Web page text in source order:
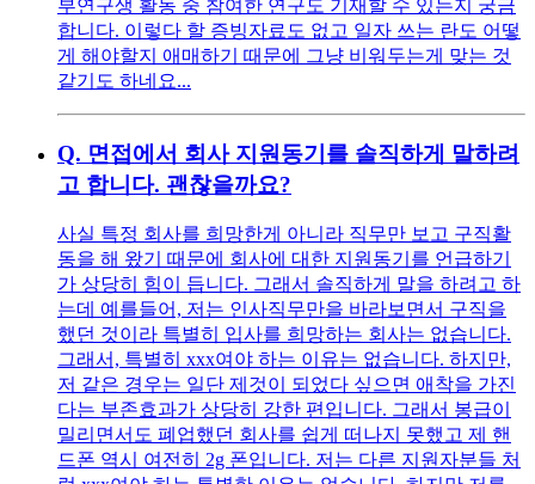
부연구생 활동 중 참여한 연구도 기재할 수 있는지 궁금
합니다. 이렇다 할 증빙자료도 없고 일자 쓰는 란도 어떻
게 해야할지 애매하기 때문에 그냥 비워두는게 맞는 것
같기도 하네요...
Q. 면접에서 회사 지원동기를 솔직하게 말하려
고 합니다. 괜찮을까요?
사실 특정 회사를 희망한게 아니라 직무만 보고 구직활
동을 해 왔기 때문에 회사에 대한 지원동기를 언급하기
가 상당히 힘이 듭니다. 그래서 솔직하게 말을 하려고 하
는데 예를들어, 저는 인사직무만을 바라보면서 구직을
했던 것이라 특별히 입사를 희망하는 회사는 없습니다.
그래서, 특별히 xxx여야 하는 이유는 없습니다. 하지만,
저 같은 경우는 일단 제것이 되었다 싶으면 애착을 가진
다는 부존효과가 상당히 강한 편입니다. 그래서 봉급이
밀리면서도 폐업했던 회사를 쉽게 떠나지 못했고 제 핸
드폰 역시 여전히 2g 폰입니다. 저는 다른 지원자분들 처